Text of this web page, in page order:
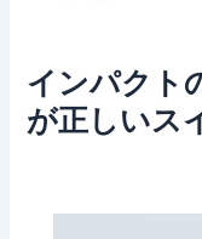
インパクト
が正しいス